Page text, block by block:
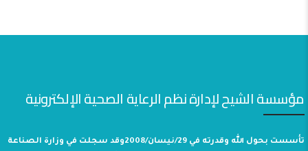
مؤسسة الشيح لإدارة نظم الرعاية الصحية الإلكترونية
تأسست بحول الله وقدرته في 29/نيسان/2008وقد سجلت في وزارة الصناعة